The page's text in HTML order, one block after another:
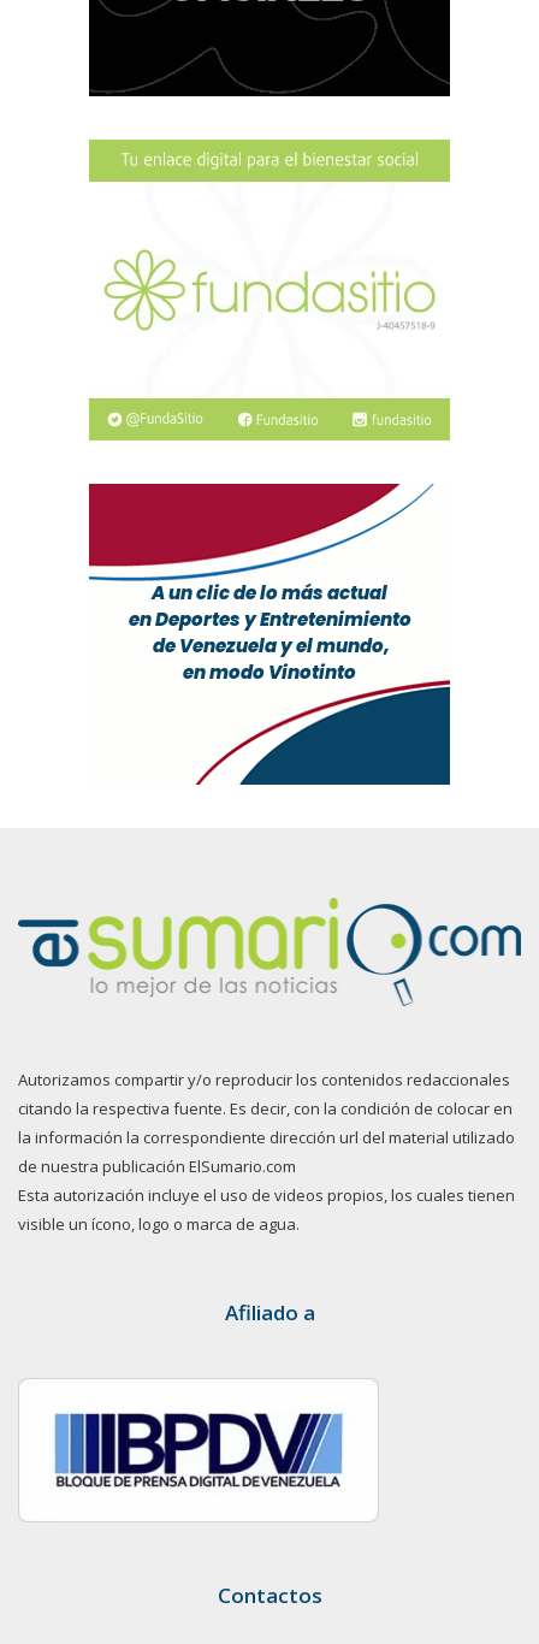
Autorizamos compartir y/o reproducir los contenidos redaccionales
citando la respectiva fuente. Es decir, con la condición de colocar en
la información la correspondiente dirección url del material utilizado
de nuestra publicación ElSumario.com
Esta autorización incluye el uso de videos propios, los cuales tienen
visible un ícono, logo o marca de agua.
Afiliado a
Contactos